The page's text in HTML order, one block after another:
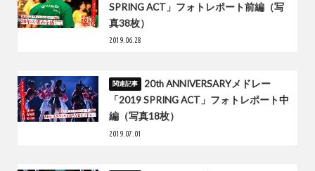
SPRING ACT」フォトレポート前編（写
真38枚）
2019.06.28
20th ANNIVERSARYメドレー
「2019 SPRING ACT」フォトレポート中
編（写真18枚）
2019.07.01